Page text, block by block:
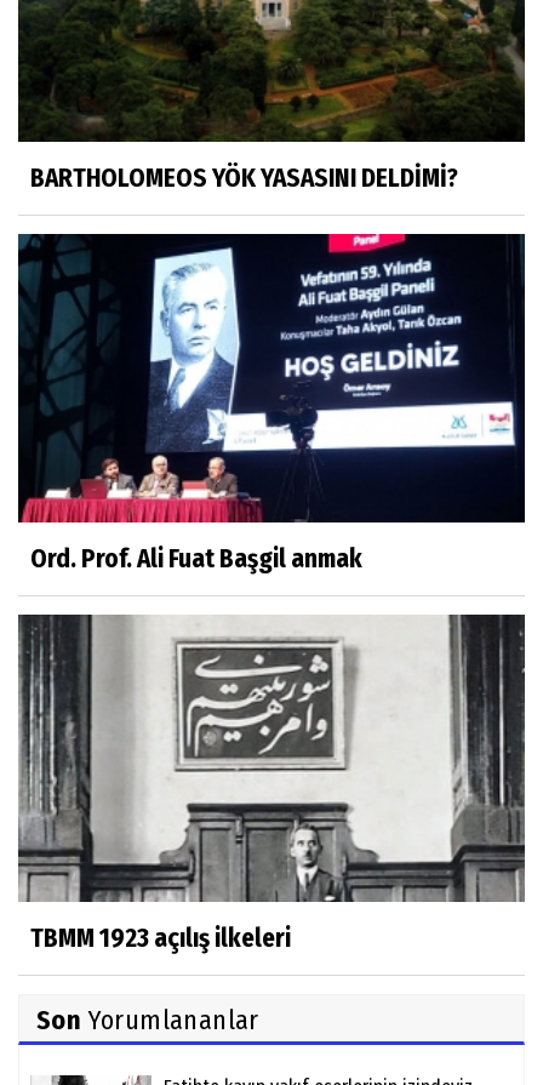
BARTHOLOMEOS YÖK YASASINI DELDİMİ?
Ord. Prof. Ali Fuat Başgil anmak
TBMM 1923 açılış ilkeleri
Son Yorumlananlar